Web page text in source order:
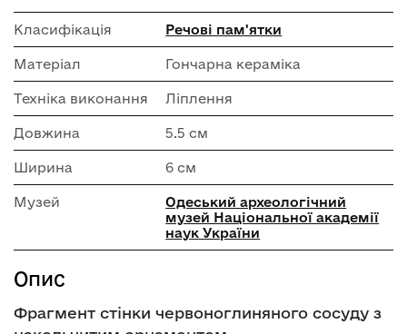
Класифікація Речові пам'ятки
Матеріал Гончарна кераміка
Техніка виконання Ліплення
Довжина 5.5 см
Ширина 6 см
Музей
Одеський археологічний
музей Національної академії
наук України
Опис
Фрагмент стінки червоноглиняного сосуду з